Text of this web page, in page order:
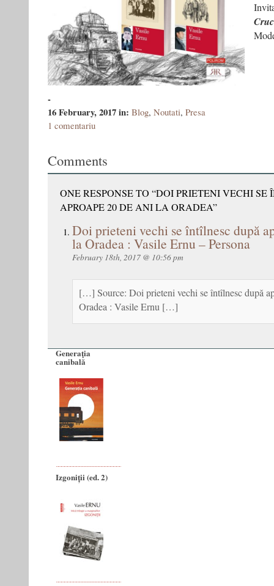
-
16 February, 2017in: Blog, Noutati, Presa
1 comentariu
Comments
ONE RESPONSE TO “DOI PRIETENI VECHI SE
APROAPE 20 DE ANI LA ORADEA”
Doi prieteni vechi se întîlnesc după
la Oradea : Vasile Ernu – Persona
February 18th, 2017 @ 10:56 pm
[…] Source: Doi prieteni vechi se întîlnesc după
Oradea : Vasile Ernu […]
Generaţia
canibală
Izgoniții (ed. 2)